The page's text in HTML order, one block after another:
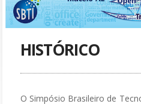
HISTÓRICO
O Simpósio Brasileiro de